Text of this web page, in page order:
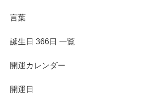
言葉
誕生日 366日 一覧
開運カレンダー
開運日